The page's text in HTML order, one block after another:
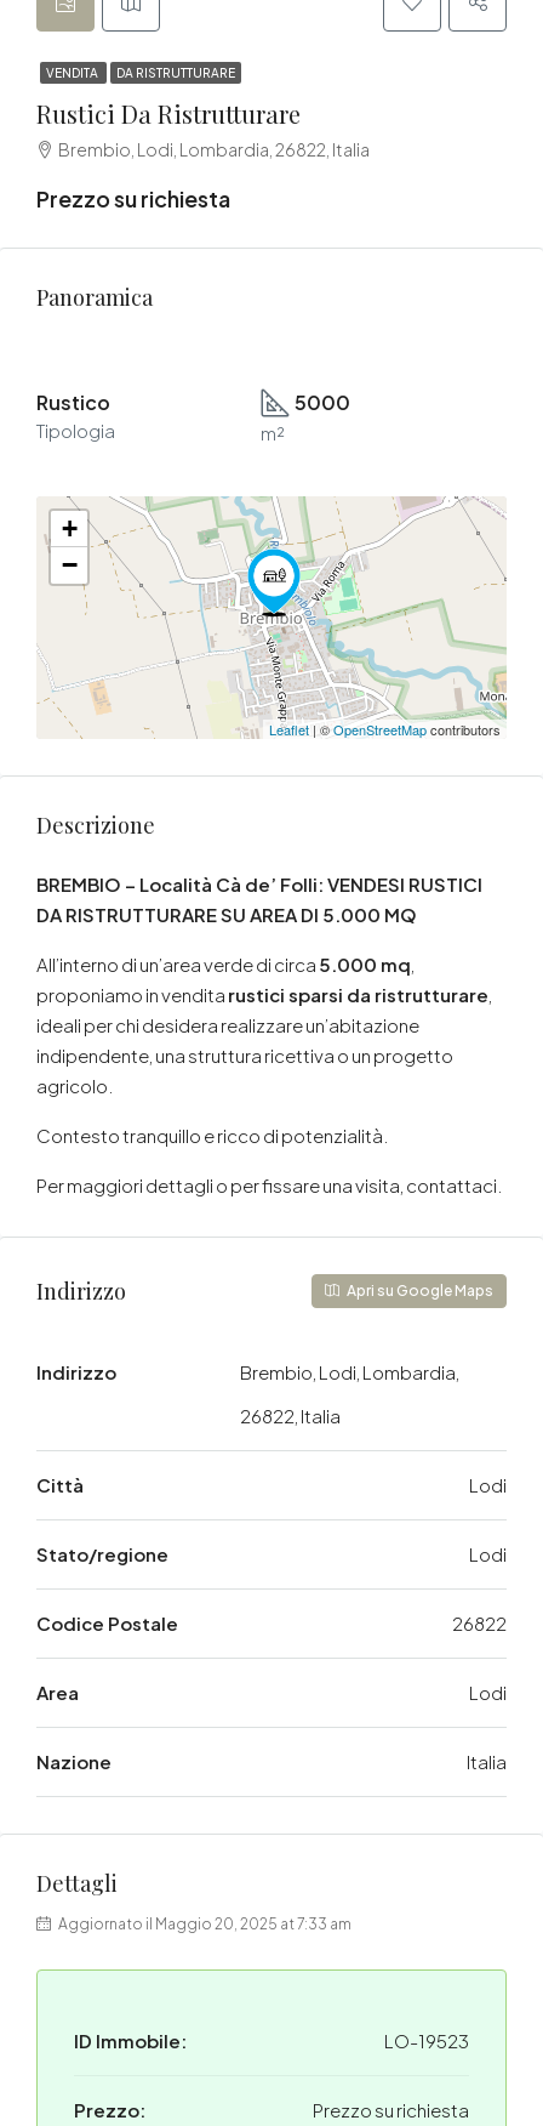
VENDITA DA RISTRUTTURARE
Rustici Da Ristrutturare
Brembio, Lodi, Lombardia, 26822, Italia
Prezzo su richiesta
Panoramica
Rustico
Tipologia
5000
m²
+
−
Leaflet | ©OpenStreetMapcontributors
Descrizione
BREMBIO – Località Cà de’ Folli: VENDESI RUSTICI
DA RISTRUTTURARE SU AREA DI 5.000 MQ
All’interno di un’area verde di circa 5.000 mq
proponiamo in vendita rustici sparsi da ristrutturare
ideali per chi desidera realizzare un’abitazione
indipendente, una struttura ricettiva o un progetto
agricolo.
Contesto tranquillo e ricco di potenzialità.
Per maggiori dettagli o per fissare una visita, contattaci.
Indirizzo Apri su Google Maps
Indirizzo
Brembio, Lodi, Lombardia,
26822, Italia
Città Lodi
Stato/regione Lodi
Codice Postale 26822
Area Lodi
Nazione Italia
Dettagli
Aggiornato il Maggio 20, 2025 at 7:33 am
ID Immobile: LO-19523
Prezzo: Prezzo su richiesta